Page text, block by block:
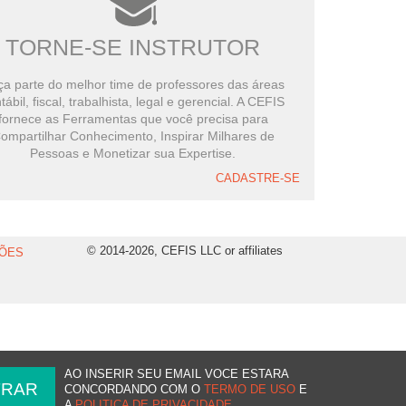
TORNE-SE INSTRUTOR
parte do melhor time de professores das áreas
fiscal, trabalhista, legal e gerencial. A CEFIS
as Ferramentas que você precisa para
Conhecimento, Inspirar Milhares de
Pessoas e Monetizar sua Expertise.
CADASTRE-SE
© 2014-2026, CEFIS LLC or affiliates
AO INSERIR SEU EMAIL VOCE ESTARA
CONCORDANDO COM O
TERMO DE USO E